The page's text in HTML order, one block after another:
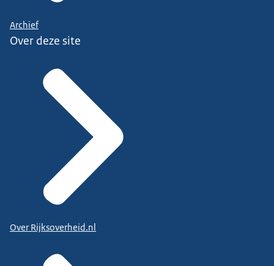
Archief
Over deze site
Over Rijksoverheid.nl